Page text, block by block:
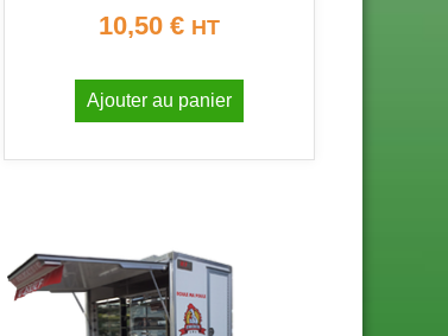
10,50 € HT
Ajouter au panier